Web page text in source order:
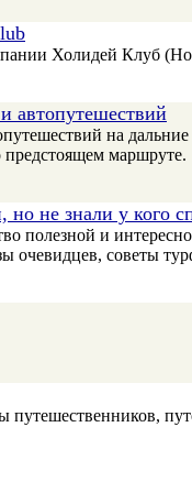
Холидей Клуб
автопутешеcтвий
на
маршруте.
но не знали у кого
полезной и
очевидцев, советы
путешественников,